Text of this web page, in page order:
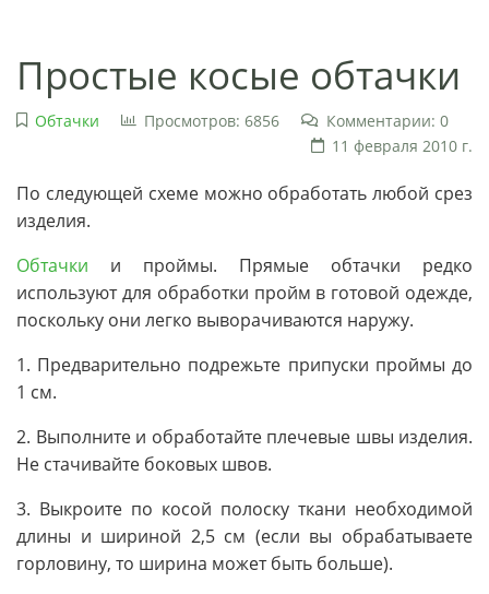
Простые косые обтачки
Обтачки Просмотров: 6856
Комментарии: 0
11 февраля 2010 г.
По следующей схеме можно обработать любой срез
изделия.
Обтачки и проймы. Прямые обтачки редко
используют для обработки пройм в готовой одежде,
поскольку они легко выворачиваются наружу.
1. Предварительно подрежьте припуски проймы до
1 см.
2. Выполните и обработайте плечевые швы изделия.
Не стачивайте боковых швов.
3. Выкроите по косой полоску ткани необходимой
длины и шириной 2,5 см (если вы обрабатываете
горловину, то ширина может быть больше).